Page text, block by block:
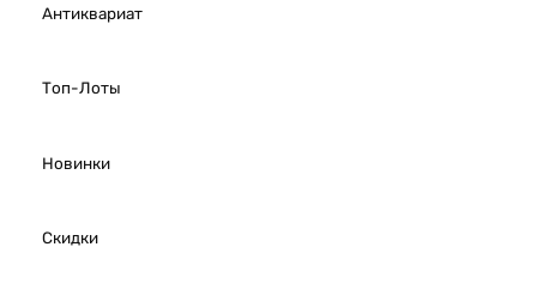
Антиквариат
Топ-Лоты
Новинки
Скидки